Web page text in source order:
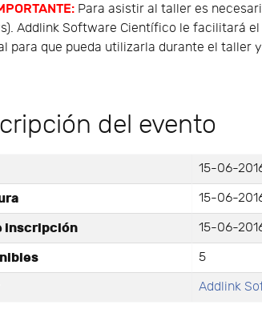
Para asistir al taller es
Addlink Software Científico le facilitará
para que pueda utilizarla durante el taller
del evento
15-06-
15-06-
inscripción 15-06-
5
Addlink